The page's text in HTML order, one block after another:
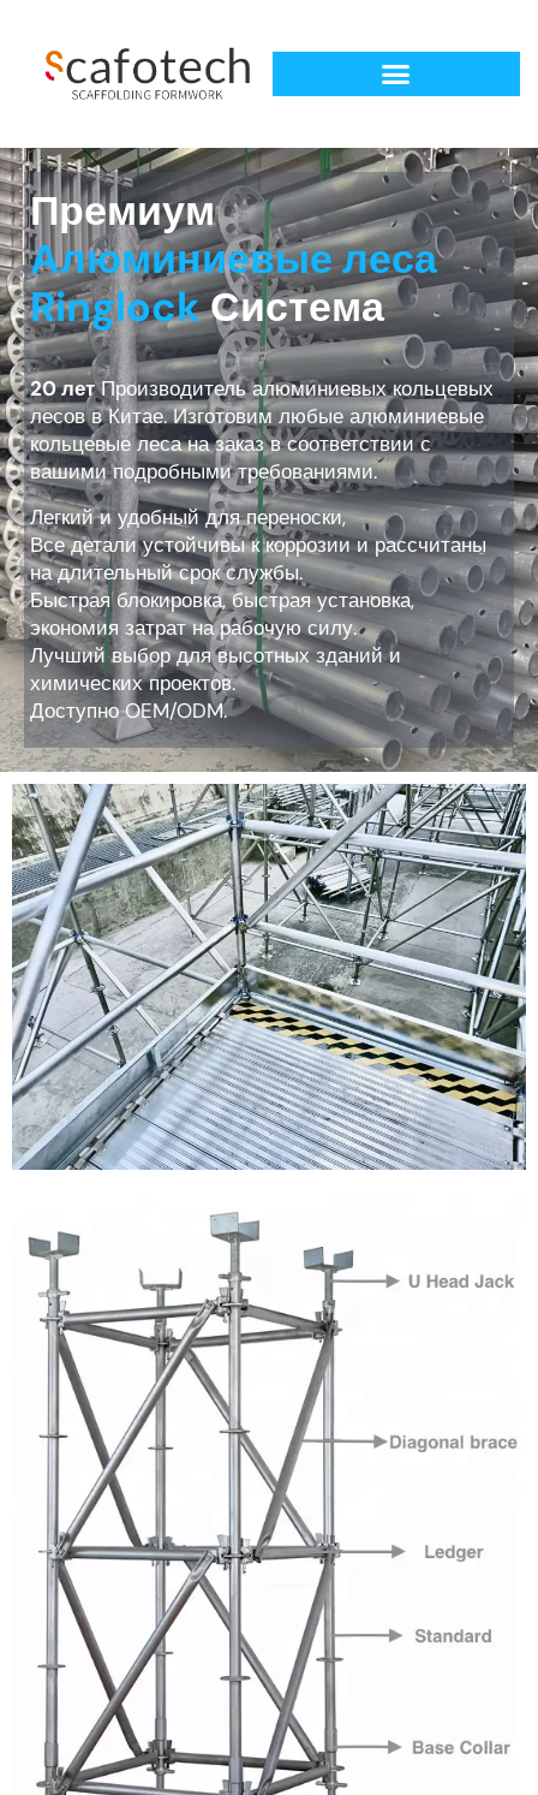
Премиум
Алюминиевые леса
RinglockСистема
20 летПроизводитель алюминиевых кольцевых
лесов в Китае. Изготовим любые алюминиевые
кольцевые леса на заказ в соответствии с
вашими подробными требованиями.
Легкий и удобный для переноски,
Все детали устойчивы к коррозии и рассчитаны
на длительный срок службы.
Быстрая блокировка, быстрая установка,
экономия затрат на рабочую силу.
Лучший выбор для высотных зданий и
химических проектов.
Доступно OEM/ODM.